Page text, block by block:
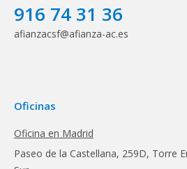
916 74 31 36
afianzacsf@afianza-ac.es
Oficinas
Oficina en Madrid
Paseo de la Castellana, 259D, Torre